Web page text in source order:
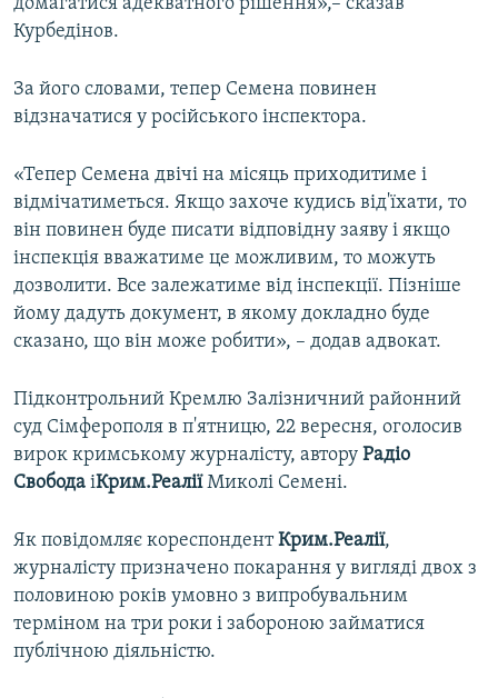
домагатися адекватного рішення»,– сказав
Курбедінов.
За його словами, тепер Семена повинен
відзначатися у російського інспектора.
«Тепер Семена двічі на місяць приходитиме і
відмічатиметься. Якщо захоче кудись від'їхати, то
він повинен буде писати відповідну заяву і якщо
інспекція вважатиме це можливим, то можуть
дозволити. Все залежатиме від інспекції. Пізніше
йому дадуть документ, в якому докладно буде
сказано, що він може робити», – додав адвокат.
Підконтрольний Кремлю Залізничний районний
суд Сімферополя в п'ятницю, 22 вересня, оголосив
вирок кримському журналісту, автору Радіо
Свобода іКрим.РеаліїМиколі Семені.
Як повідомляє кореспондентКрим.Реалії,
журналісту призначено покарання у вигляді двох з
половиною років умовно з випробувальним
терміном на три роки і забороною займатися
публічною діяльністю.